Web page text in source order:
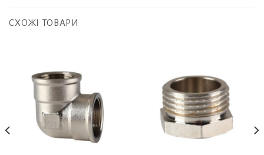
СХОЖІ ТОВАРИ